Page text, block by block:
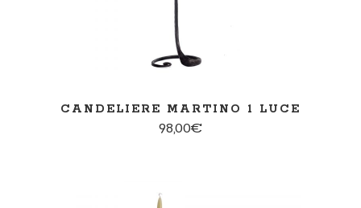
CANDELIERE MARTINO 1 LUCE
98,00€